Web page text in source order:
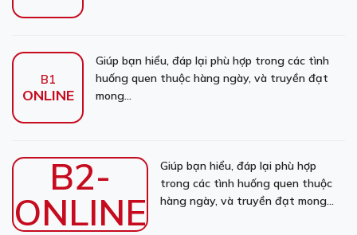
B1
ONLINE
Giúp bạn hiểu, đáp lại phù hợp trong các tình
huống quen thuộc hàng ngày, và truyền đạt
mong...
B2-
ONLINE
Giúp bạn hiểu, đáp lại phù hợp
trong các tình huống quen thuộc
hàng ngày, và truyền đạt mong...